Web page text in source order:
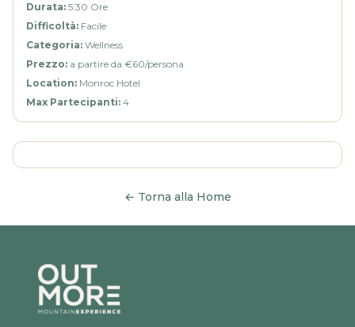
Durata: 5:30 Ore
Difficoltà: Facile
Categoria: Wellness
Prezzo: a partire da €60/persona
Location: Monroc Hotel
Max Partecipanti: 4
← Torna alla Home